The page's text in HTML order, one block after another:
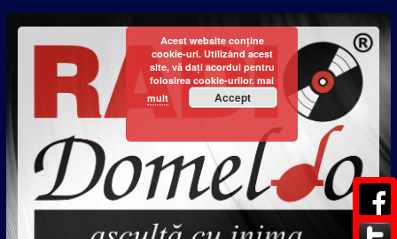
Acest website conține
cookie-uri. Utilizând acest
site, vă dați acordul pentru
folosirea cookie-urilor. mai
mult
Accept